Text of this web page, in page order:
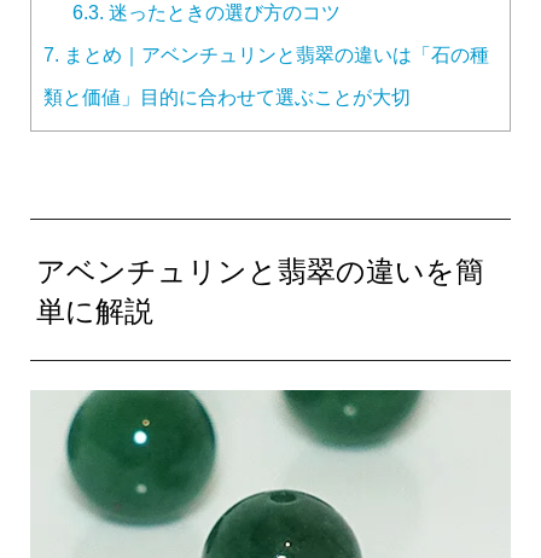
6.3. 迷ったときの選び方のコツ
7. まとめ｜アベンチュリンと翡翠の違いは「石の種
類と価値」目的に合わせて選ぶことが大切
アベンチュリンと翡翠の違いを簡
単に解説